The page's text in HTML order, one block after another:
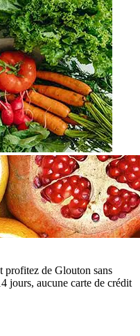
profitez de Glouton sans
jours, aucune carte de crédit